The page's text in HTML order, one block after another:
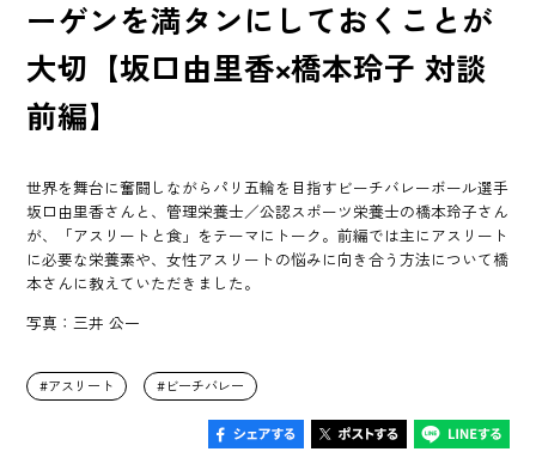
ーゲンを満タンにしておくことが
大切【坂口由里香×橋本玲子 対談
前編】
世界を舞台に奮闘しながらパリ五輪を目指すビーチバレーボール選手
坂口由里香さんと、管理栄養士／公認スポーツ栄養士の橋本玲子さん
が、「アスリートと食」をテーマにトーク。前編では主にアスリート
に必要な栄養素や、女性アスリートの悩みに向き合う方法について橋
本さんに教えていただきました。
写真：三井 公一
アスリート ビーチバレー